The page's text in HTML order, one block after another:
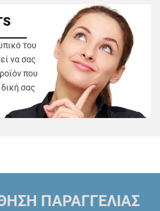
του
να σας
που
σας
ΠΑΡΑΓΓΕΛΙΑΣ